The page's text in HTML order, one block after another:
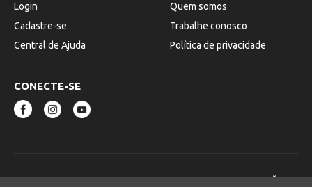
Login
Cadastre-se
Central de Ajuda
Quem somos
Trabalhe conosco
Política de privacidade
CONECTE-SE